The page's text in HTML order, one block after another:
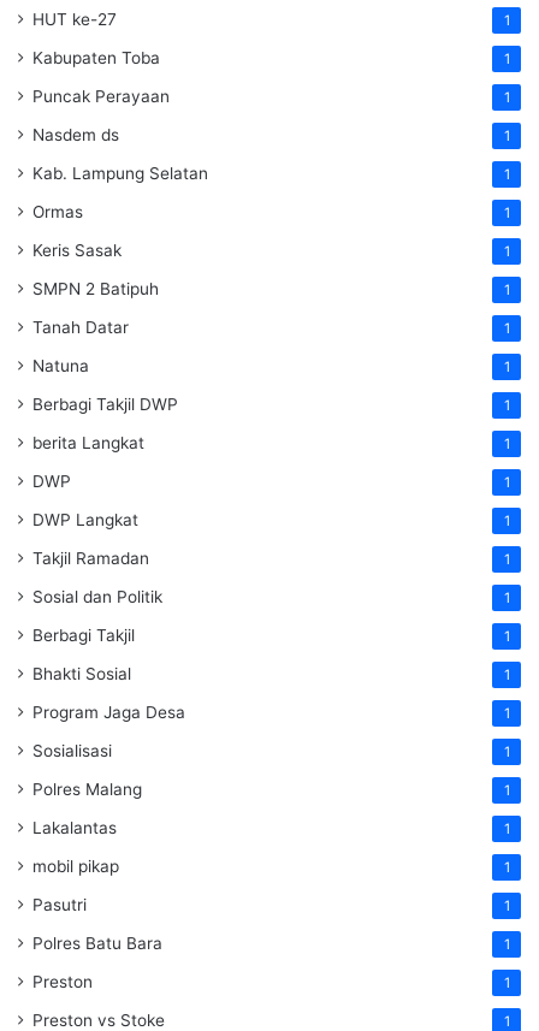
HUT ke-27 1
Kabupaten Toba 1
Puncak Perayaan 1
Nasdem ds 1
Kab. Lampung Selatan 1
Ormas 1
Keris Sasak 1
SMPN 2 Batipuh 1
Tanah Datar 1
Natuna 1
Berbagi Takjil DWP 1
berita Langkat 1
DWP 1
DWP Langkat 1
Takjil Ramadan 1
Sosial dan Politik 1
Berbagi Takjil 1
Bhakti Sosial 1
Program Jaga Desa 1
Sosialisasi 1
Polres Malang 1
Lakalantas 1
mobil pikap 1
Pasutri 1
Polres Batu Bara 1
Preston 1
Preston vs Stoke 1